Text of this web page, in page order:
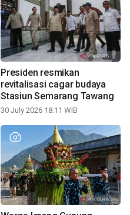
Presiden resmikan
revitalisasi cagar budaya
Stasiun Semarang Tawang
30 July 2026 18:11 WIB